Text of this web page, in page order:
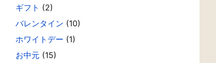
ギフト (2)
バレンタイン (10)
ホワイトデー (1)
お中元 (15)